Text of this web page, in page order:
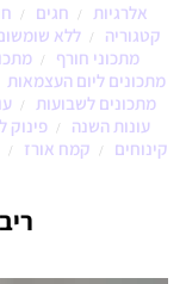
אלרגיות / חגים /
קטגוריה
/ ללא
מתכוני חורף /
מתכונים ליום העצמאות
מתכונים לשבועות /
עונות השנה / פינוק
קינוחים / קמח אורז /